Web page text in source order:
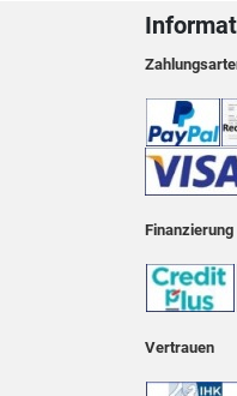
Finanzierung
Vertrauen